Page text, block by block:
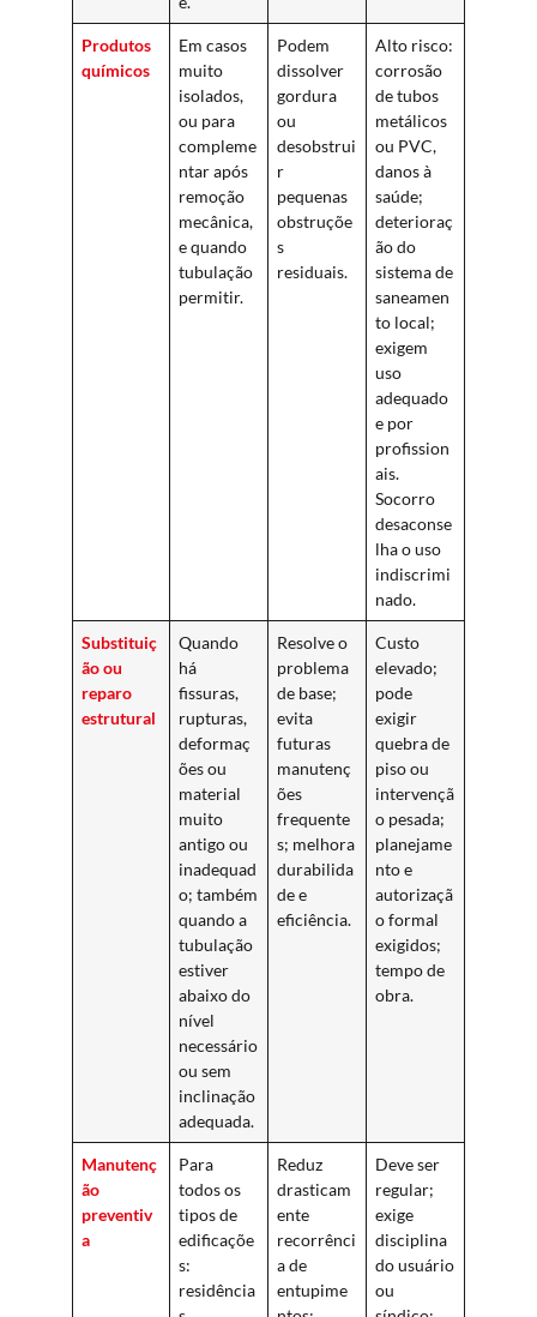
Produtos
químicos
Em casos
muito
isolados,
ou para
compleme
ntar após
remoção
mecânica,
e quando
tubulação
permitir.
Podem
dissolver
gordura
ou
desobstrui
r
pequenas
obstruçõe
s
residuais.
Alto risco:
corrosão
de tubos
metálicos
ou PVC,
danos à
saúde;
deterioraç
ão do
sistema de
saneamen
to local;
exigem
uso
adequado
e por
profission
ais.
Socorro
desaconse
lha o uso
indiscrimi
nado.
Substituiç
ão ou
reparo
estrutural
Quando
há
fissuras,
rupturas,
deformaç
ões ou
material
muito
antigo ou
inadequad
o; também
quando a
tubulação
estiver
abaixo do
nível
necessário
ou sem
inclinação
adequada.
Resolve o
problema
de base;
evita
futuras
manutenç
ões
frequente
s; melhora
durabilida
de e
eficiência.
Custo
elevado;
pode
exigir
quebra de
piso ou
intervençã
o pesada;
planejame
nto e
autorizaçã
o formal
exigidos;
tempo de
obra.
Manutenç
ão
preventiv
a
Para
todos os
tipos de
edificaçõe
s:
residência
Reduz
drasticam
ente
recorrênci
a de
entupime
Deve ser
regular;
exige
disciplina
do usuário
ou